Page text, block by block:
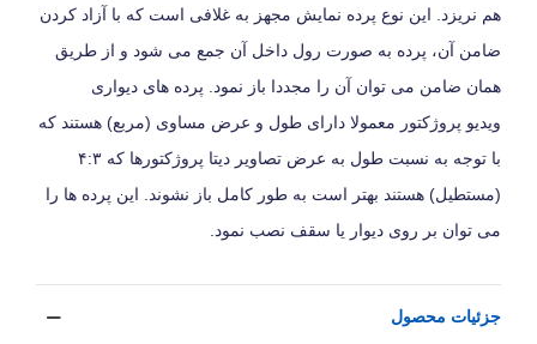
هم نریزد. این نوع پرده نمایش مجهز به غلافی است که با آزاد کردن
ضامن آن، پرده به صورت رول داخل آن جمع می شود و از طریق
همان ضامن می توان آن را مجددا باز نمود. پرده های دیواری
ویدیو پروژکتور معمولا دارای طول و عرض مساوی (مربع) هستند که
با توجه به نسبت طول به عرض تصاویر دیتا پروژکتورها که ۴:۳
(مستطیل) هستند بهتر است به طور کامل باز نشوند. این پرده ها را
می توان بر روی دیوار یا سقف نصب نمود.
جزئیات محصول